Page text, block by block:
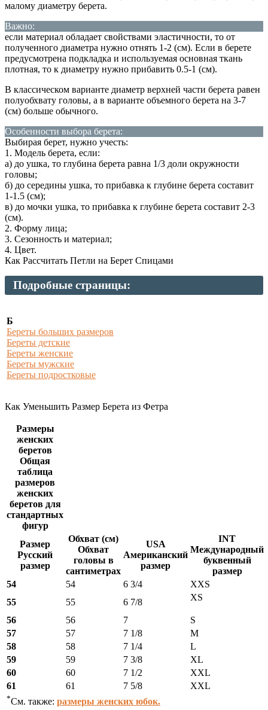
малому диаметру берета.
Важно:
если материал обладает свойствами эластичности, то от
полученного диаметра нужно отнять 1-2 (см). Если в берете
предусмотрена подкладка и используемая основная ткань
плотная, то к диаметру нужно прибавить 0.5-1 (см).
В классическом варианте диаметр верхней части берета равен
полуобхвату головы, а в варианте объемного берета на 3-7
(см) больше обычного.
Особенности выбора берета:
Выбирая берет, нужно учесть:
1. Модель берета, если:
а) до ушка, то глубина берета равна 1/3 доли окружности
головы;
б) до середины ушка, то прибавка к глубине берета составит
1-1.5 (см);
в) до мочки ушка, то прибавка к глубине берета составит 2-3
(см).
2. Форму лица;
3. Сезонность и материал;
4. Цвет.
Как Рассчитать Петли на Берет Спицами
Подробные страницы:
Б
Береты больших размеров
Береты детские
Береты женские
Береты мужские
Береты подростковые
Как Уменьшить Размер Берета из Фетра
Размеры
женских
беретов
Общая
таблица
размеров
женских
беретов для
стандартных
фигур
Размер
Русский
размер
Обхват (см)
Обхват
головы в
сантиметрах
USA
Американский
размер
INT
Международный
буквенный
размер
54
54 6 3/4
XXS
55
55 6 7/8 XS
56 56 7
S
57
57 7 1/8
M
58
58 7 1/4
L
59
59 7 3/8
XL
60
60 7 1/2
XXL
61
61 7 5/8 XXL
*См. также: размеры женских юбок.